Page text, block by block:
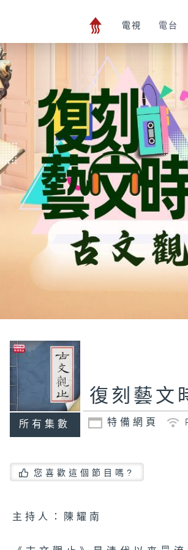
電視 電台
所有集數
復刻藝文
特備網頁
您喜歡這個節目嗎?
主持人：陳耀南